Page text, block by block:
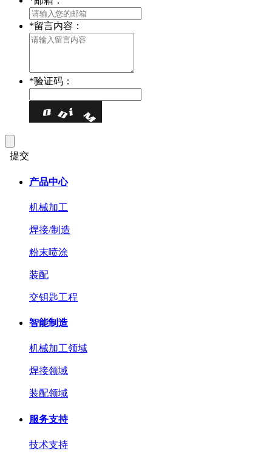
*留言内容：
*验证码：
提交
产品中心
机械加工
焊接/制造
粉末喷涂
装配
交钥匙工程
智能制造
机械加工领域
焊接领域
装配领域
服务支持
技术支持